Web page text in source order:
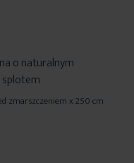
o naturalnym
zmarszczeniem x 250 cm